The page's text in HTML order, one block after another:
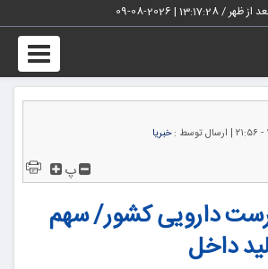
13:17:28
|
2026-08-09
ارسال توسط :خبریا
پ
دارویی کشور/ سهم
داخل